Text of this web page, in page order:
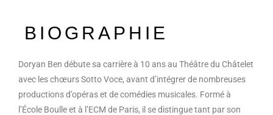
BIOGRAPHIE
Doryan Ben débute sa carrière à 10 ans au Théâtre du Châtelet
avec les chœurs Sotto Voce, avant d’intégrer de nombreuses
productions d’opéras et de comédies musicales. Formé à
l’École Boulle et à l’ECM de Paris, il se distingue tant par son